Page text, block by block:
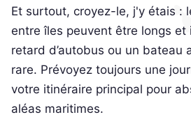
Et surtout, croyez-le, j'y étais :
entre îles peuvent être longs et
retard d’autobus ou un bateau
rare. Prévoyez toujours une
votre itinéraire principal pour
aléas maritimes.